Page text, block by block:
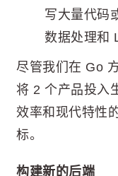
写大量代码
数据处理和
尽管我们在 Go
将 2 个产品投入
效率和现代特性
标。
构建新的后端